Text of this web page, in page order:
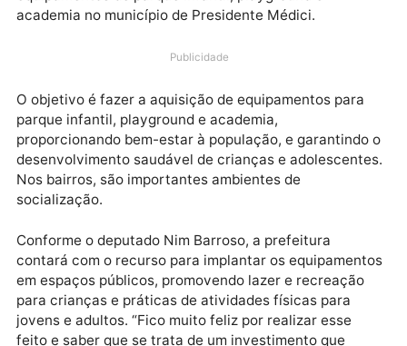
O deputado estadual Nim Barroso (PSD) confirmou
parlamentar na ordem de R$ 290 mil para aquisição
academia no município de Presidente Médici.
Publicidade
O objetivo é fazer a aquisição de equipamentos para
proporcionando bem-estar à população, e
desenvolvimento saudável de crianças e
Nos bairros, são importantes ambientes de
socialização.